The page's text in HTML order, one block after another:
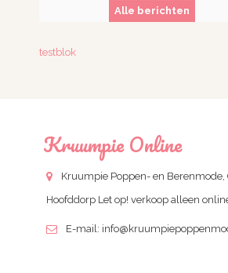
Alle berichten
testblok
Kruumpie Online
Kruumpie Poppen- en Berenmode,
Hoofddorp Let op! verkoop alleen
E-mail: